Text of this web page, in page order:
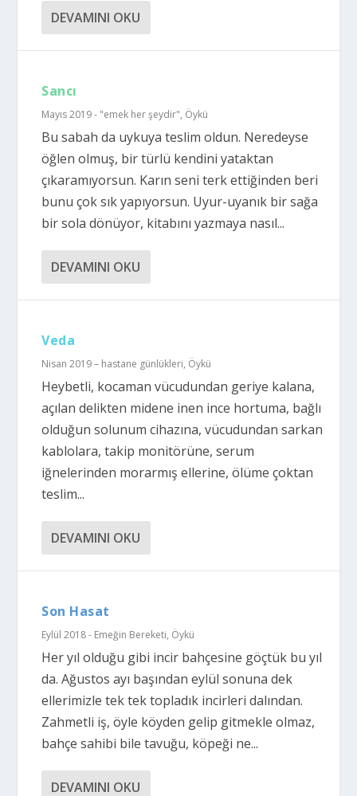
DEVAMINI OKU
Sancı
Mayıs 2019 - "emek her şeydir", Öykü
Bu sabah da uykuya teslim oldun. Neredeyse
öğlen olmuş, bir türlü kendini yataktan
çıkaramıyorsun. Karın seni terk ettiğinden beri
bunu çok sık yapıyorsun. Uyur-uyanık bir sağa
bir sola dönüyor, kitabını yazmaya nasıl...
DEVAMINI OKU
Veda
Nisan 2019 – hastane günlükleri, Öykü
Heybetli, kocaman vücudundan geriye kalana,
açılan delikten midene inen ince hortuma, bağlı
olduğun solunum cihazına, vücudundan sarkan
kablolara, takip monitörüne, serum
iğnelerinden morarmış ellerine, ölüme çoktan
teslim...
DEVAMINI OKU
Son Hasat
Eylül 2018 - Emeğin Bereketi, Öykü
Her yıl olduğu gibi incir bahçesine göçtük bu yıl
da. Ağustos ayı başından eylül sonuna dek
ellerimizle tek tek topladık incirleri dalından.
Zahmetli iş, öyle köyden gelip gitmekle olmaz,
bahçe sahibi bile tavuğu, köpeği ne...
DEVAMINI OKU